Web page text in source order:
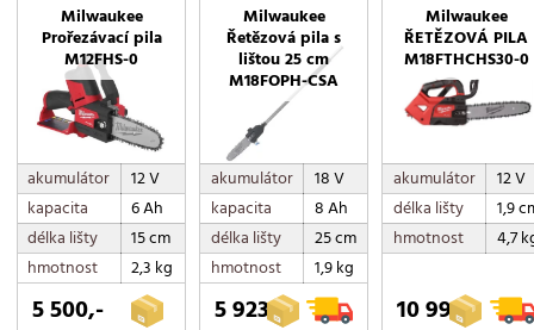
Milwaukee
Prořezávací pila
M12FHS-0
akumulátor
12 V
kapacita
6 Ah
délka lišty
15 cm
hmotnost
2,3 kg
5 500,-
Milwaukee
Řetězová pila s
lištou 25 cm
M18FOPH-CSA
akumulátor
18 V
kapacita
8 Ah
délka lišty
25 cm
hmotnost
1,9 kg
5 923,-
Milwaukee
ŘETĚZOVÁ PILA
M18FTHCHS30-0
akumulátor
12 V
délka lišty
1,9
hmotnost
4,7
10 990,-